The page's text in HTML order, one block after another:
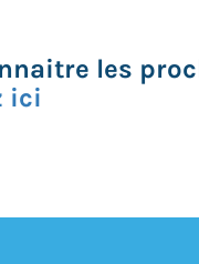
les
ici